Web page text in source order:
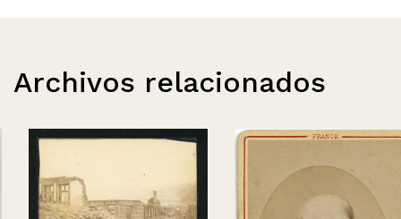
Archivos relacionados